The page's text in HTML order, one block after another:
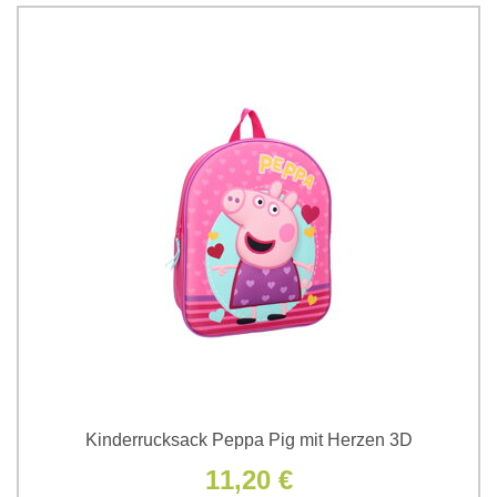
Kinderrucksack Peppa Pig mit Herzen 3D
11,20 €